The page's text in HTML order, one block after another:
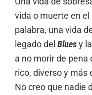
vida o muerte en
palabra, una vida
legado del Bluesy
a no morir de
rico, diverso y más
No creo que nadie